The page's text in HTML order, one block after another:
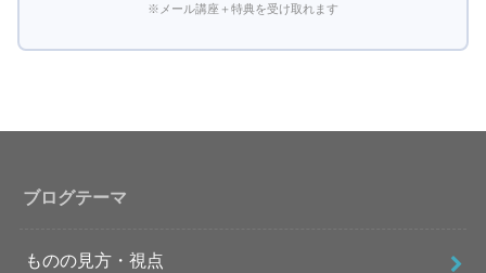
※メール講座＋特典を受け取れます
ブログテーマ
ものの見方・視点